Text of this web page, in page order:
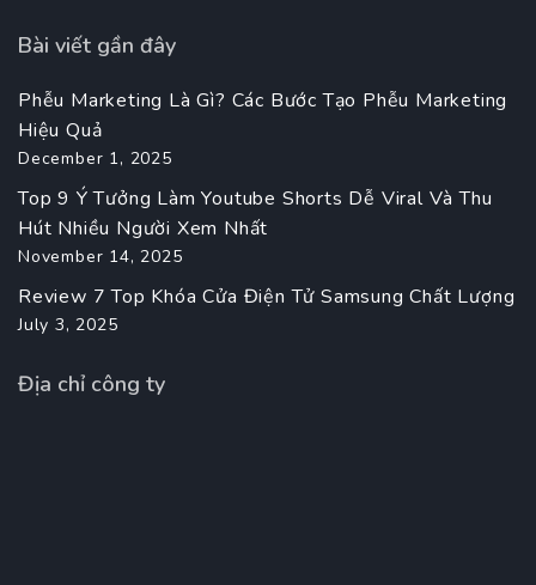
Bài viết gần đây
Phễu Marketing Là Gì? Các Bước Tạo Phễu Marketing
Hiệu Quả
December 1, 2025
Top 9 Ý Tưởng Làm Youtube Shorts Dễ Viral Và Thu
Hút Nhiều Người Xem Nhất
November 14, 2025
Review 7 Top Khóa Cửa Điện Tử Samsung Chất Lượng
July 3, 2025
Địa chỉ công ty